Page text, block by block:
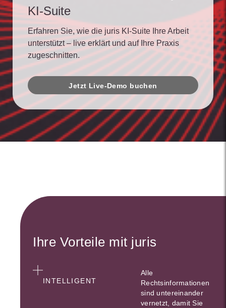
KI-Suite
Erfahren Sie, wie die juris KI-Suite Ihre Arbeit
unterstützt – live erklärt und auf Ihre Praxis
zugeschnitten.
Jetzt Live-Demo buchen
Ihre Vorteile mit juris
INTELLIGENT
Alle
Rechtsinformationen
sind untereinander
vernetzt, damit Sie